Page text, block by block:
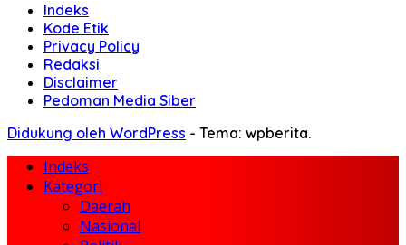
Indeks
Kode Etik
Privacy Policy
Redaksi
Disclaimer
Pedoman Media Siber
Didukung oleh WordPress - Tema: wpberita.
Indeks
Kategori
Daerah
Nasional